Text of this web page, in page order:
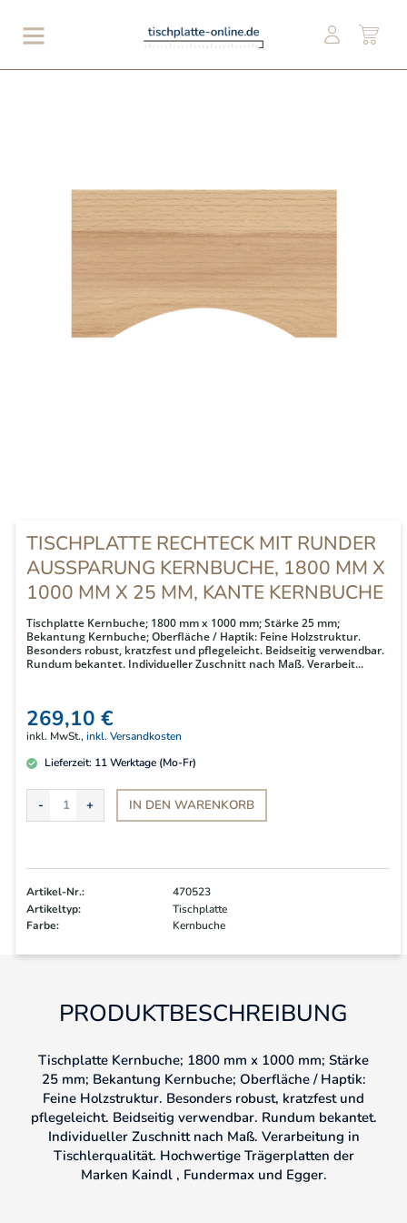
TISCHPLATTE RECHTECK MIT RUNDER
AUSSPARUNG KERNBUCHE, 1800 MM X
1000 MM X 25 MM, KANTE KERNBUCHE
Tischplatte Kernbuche; 1800 mm x 1000 mm; Stärke 25 mm;
Bekantung Kernbuche; Oberfläche / Haptik: Feine Holzstruktur.
Besonders robust, kratzfest und pflegeleicht. Beidseitig verwendbar.
Rundum bekantet. Individueller Zuschnitt nach Maß. Verarbeit...
269,10 €
inkl. MwSt.,inkl. Versandkosten
Lieferzeit: 11Werktage (Mo-Fr)
IN DEN WARENKORB
Artikel-Nr.:
470523
Artikeltyp:
Tischplatte
Farbe:
Kernbuche
PRODUKTBESCHREIBUNG
Tischplatte Kernbuche; 1800 mm x 1000 mm; Stärke
25 mm; Bekantung Kernbuche; Oberfläche / Haptik:
Feine Holzstruktur. Besonders robust, kratzfest und
pflegeleicht. Beidseitig verwendbar. Rundum bekantet.
Individueller Zuschnitt nach Maß. Verarbeitung in
Tischlerqualität. Hochwertige Trägerplatten der
Marken Kaindl , Fundermax und Egger.